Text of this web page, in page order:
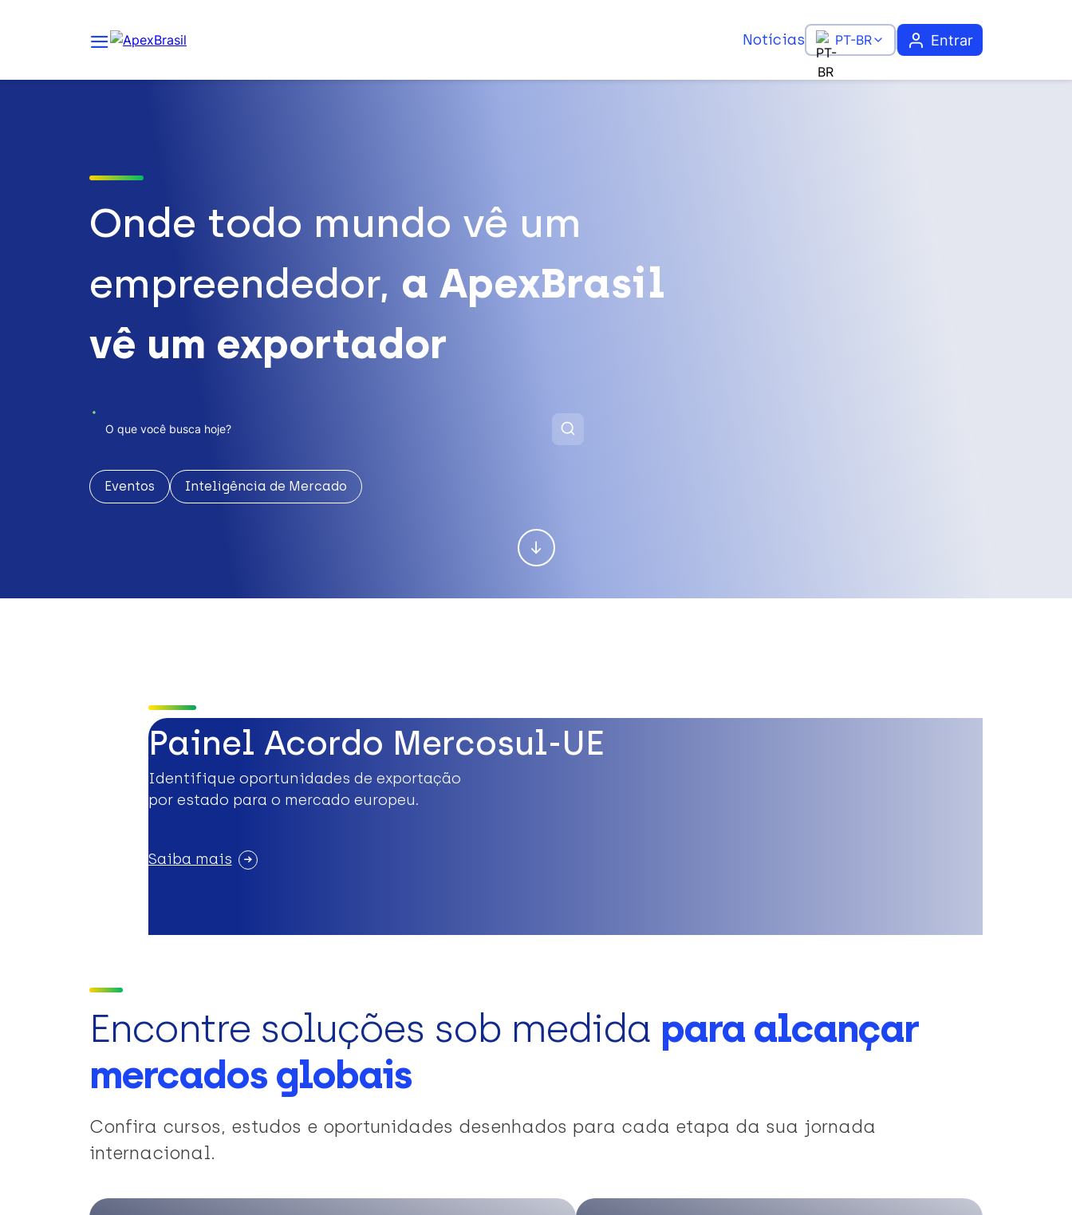
Notícias PT-BR Entrar
Onde todo mundo vê um
empreendedor, a ApexBrasil
vê um exportador
Eventos Inteligência de Mercado
Painel Acordo Mercosul-UE
Identifique oportunidades de exportação
por estado para o mercado europeu.
Saiba mais
Encontre soluções sob medida para alcançar
mercados globais
Confira cursos, estudos e oportunidades desenhados para cada etapa da sua jornada
internacional.